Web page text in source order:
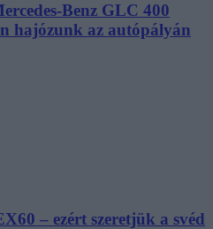
Benz GLC 400
hajózunk az autópályán
– ezért szeretjük a svéd